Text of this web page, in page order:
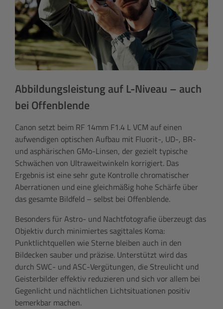
Abbildungsleistung auf L-Niveau – auch
bei Offenblende
Canon setzt beim RF 14mm F1.4 L VCM auf einen
aufwendigen optischen Aufbau mit Fluorit-, UD-, BR-
und asphärischen GMo-Linsen, der gezielt typische
Schwächen von Ultraweitwinkeln korrigiert. Das
Ergebnis ist eine sehr gute Kontrolle chromatischer
Aberrationen und eine gleichmäßig hohe Schärfe über
das gesamte Bildfeld – selbst bei Offenblende.
Besonders für Astro- und Nachtfotografie überzeugt das
Objektiv durch minimiertes sagittales Koma:
Punktlichtquellen wie Sterne bleiben auch in den
Bildecken sauber und präzise. Unterstützt wird das
durch SWC- und ASC-Vergütungen, die Streulicht und
Geisterbilder effektiv reduzieren und sich vor allem bei
Gegenlicht und nächtlichen Lichtsituationen positiv
bemerkbar machen.